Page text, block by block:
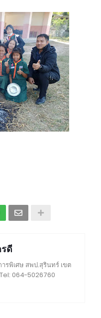
ดี
รพิเศษ สพป.สุรินทร์ เขต
064-5026760